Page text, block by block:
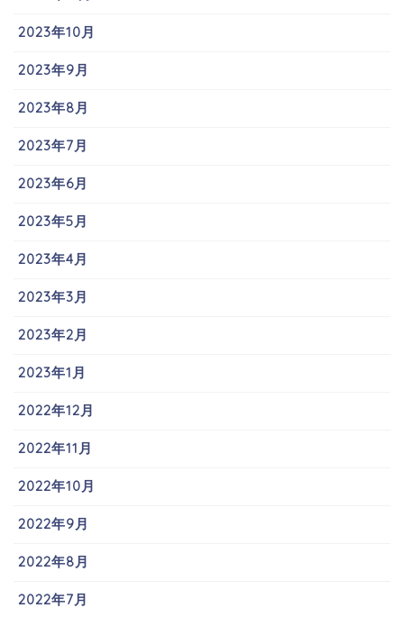
2023年10月
2023年9月
2023年8月
2023年7月
2023年6月
2023年5月
2023年4月
2023年3月
2023年2月
2023年1月
2022年12月
2022年11月
2022年10月
2022年9月
2022年8月
2022年7月